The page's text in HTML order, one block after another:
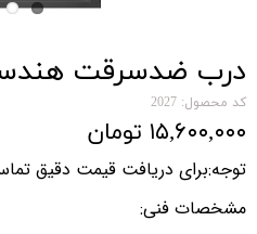
درب ضدسرقت
کد محصول: 2027
۱۵,۶۰۰,۰۰۰ تومان
توجه:برای دریافت قیمت دقیق
مشخصات فنی: